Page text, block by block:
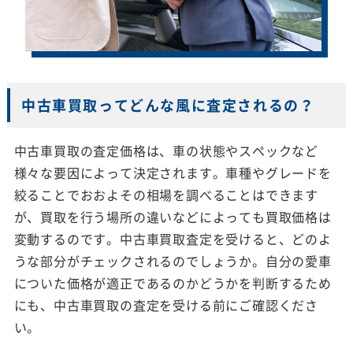
中古車買取ってどんな風に査定されるの？
中古車買取の査定価格は、車の状態やスペックなど
様々な要因によって決定されます。車種やグレードを
絞ることでおおよその相場を調べることはできます
が、買取を行う場所の違いなどによっても買取価格は
変動するのです。中古車買取査定を受けると、どのよ
うな部分がチェックされるのでしょうか。自分の愛車
についた価格が適正であるのかどうかを判断するため
にも、中古車買取の査定を受ける前にご確認くださ
い。